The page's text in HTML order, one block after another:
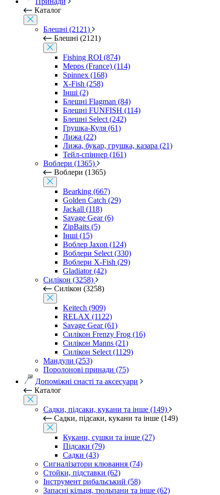
Каталог
Блешні (2121)
Блешні (2121)
Fishing ROI (874)
Mepps (France) (114)
Spinnex (168)
X-Fish (258)
Інші (2)
Блешні Flagman (84)
Блешні FUNFISH (114)
Блешні Select (242)
Грушка-Куля (61)
Лижа (22)
Лижа, букар, грушка, казара (21)
Тейл-спіннер (161)
Воблери (1365)
Воблери (1365)
Bearking (667)
Golden Catch (29)
Jackall (118)
Savage Gear (6)
ZipBaits (5)
Інші (15)
Воблер Jaxon (124)
Воблери Select (330)
Воблери X-Fish (29)
Gladiator (42)
Силікон (3258)
Силікон (3258)
Keitech (909)
RELAX (1122)
Savage Gear (61)
Силікон Frenzy Frog (16)
Силікон Manns (21)
Силікон Select (1129)
Мандули (253)
Поролонові принади (75)
Допоміжні снасті та аксесуари
Каталог
Садки, підсаки, кукани та інше (149)
Садки, підсаки, кукани та інше (149)
Кукани, сушки та інше (27)
Підсаки (79)
Садки (43)
Сигналізатори клювання (74)
Стойки, підставки (62)
Інструмент рибальський (58)
Запасні кільця, тюльпани та інше (62)